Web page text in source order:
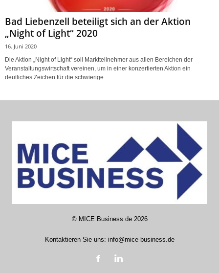
Bad Liebenzell beteiligt sich an der Aktion
„Night of Light“ 2020
16. Juni 2020
Die Aktion „Night of Light“ soll Marktteilnehmer aus allen Bereichen der
Veranstaltungswirtschaft vereinen, um in einer konzertierten Aktion ein
deutliches Zeichen für die schwierige...
© MICE Business de2026
Kontaktieren Sie uns: info@mice-business.de